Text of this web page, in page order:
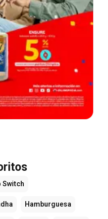
Switch
Hamburguesa